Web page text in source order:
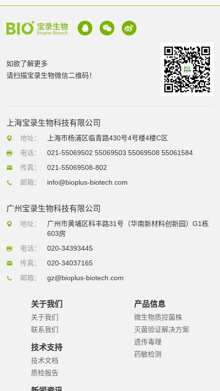
如欲了解更多
请扫描宝录生物微信二维码！
上海宝录生物科技有限公司
地址：
上海市杨浦区临青路430号4号楼4楼C区
电话：
021-55069502 55069503 55069508 55061584
传真：
021-55069508-802
邮箱：
info@bioplus-biotech.com
广州宝录生物科技有限公司
地址：
广州市黄埔区科丰路31号（华南新材料创新园）G1栋
603房
电话：
020-34393445
传真：
020-34037165
邮箱：
gz@bioplus-biotech.com
关于我们
关于我们
联系我们
技术支持
技术文档
质检报告
产品信息
微生物质控菌株
灭菌验证解决方案
遗传毒理
药敏检测